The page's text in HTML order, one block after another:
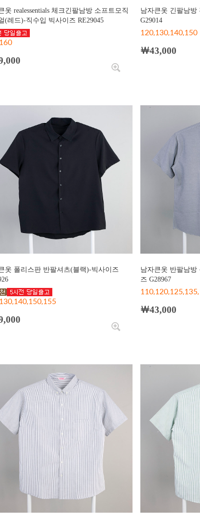
옷 realessentials 체크긴팔남방 소프트모직
(레드)-직수입 빅사이즈 RE29045
남자큰옷 긴팔남방
G29014
120,130,140,150
￦43,000
옷 폴리스판 반팔셔츠(블랙)-빅사이즈
남자큰옷 반팔남방
즈 G28967
￦43,000